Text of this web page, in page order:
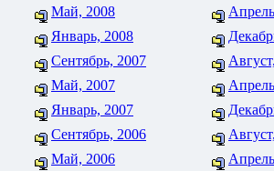
Май, 2008
Январь, 2008
Сентябрь, 2007
Май, 2007
Январь, 2007
Сентябрь, 2006
Май, 2006